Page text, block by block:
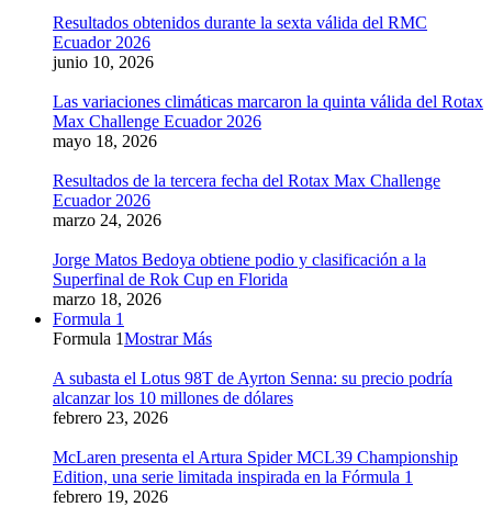
Resultados obtenidos durante la sexta válida del RMC
Ecuador 2026
junio 10, 2026
Las variaciones climáticas marcaron la quinta válida del Rotax
Max Challenge Ecuador 2026
mayo 18, 2026
Resultados de la tercera fecha del Rotax Max Challenge
Ecuador 2026
marzo 24, 2026
Jorge Matos Bedoya obtiene podio y clasificación a la
Superfinal de Rok Cup en Florida
marzo 18, 2026
Formula 1
Formula 1Mostrar Más
A subasta el Lotus 98T de Ayrton Senna: su precio podría
alcanzar los 10 millones de dólares
febrero 23, 2026
McLaren presenta el Artura Spider MCL39 Championship
Edition, una serie limitada inspirada en la Fórmula 1
febrero 19, 2026